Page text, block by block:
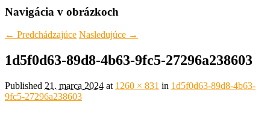
Navigácia v obrázkoch
← Predchádzajúce Nasledujúce →
1d5f0d63-89d8-4b63-9fc5-27296a238603
Published 21. marca 2024 at 1260 × 831 in 1d5f0d63-89d8-4b63-
9fc5-27296a238603